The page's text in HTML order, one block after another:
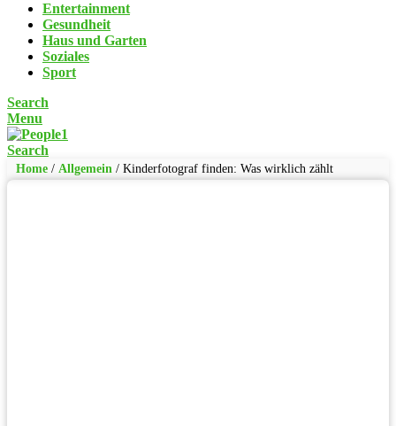
Entertainment
Gesundheit
Haus und Garten
Soziales
Sport
Search
Menu
Search
Home / Allgemein / Kinderfotograf finden: Was wirklich zählt